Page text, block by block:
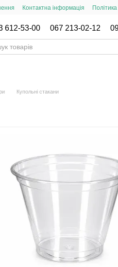
Контактна інформація
612-53-00 067 213-02-12
Купольні стакани